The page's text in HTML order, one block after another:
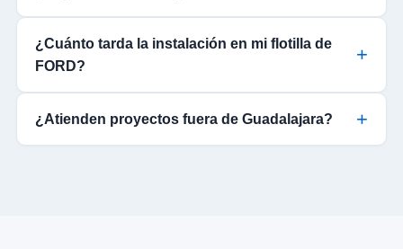
¿Cuánto tarda la instalación en mi flotilla de
FORD?
¿Atienden proyectos fuera de Guadalajara?